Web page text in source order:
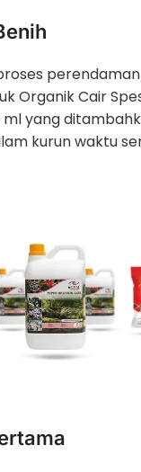
Organik Cair
ml yang
kurun waktu